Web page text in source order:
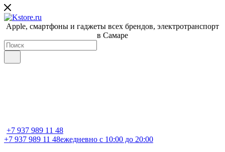
Apple, cмартфоны и гаджеты всех брендов, электротранспорт
в Самаре
+7 937 989 11 48
+7 937 989 11 48ежедневно с 10:00 до 20:00